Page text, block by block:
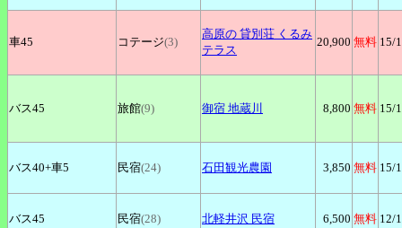
車45 コテージ(3)
高原の 貸別荘 くるみ
テラス
20,900 無料 15/
バス45 旅館(9) 御宿 地蔵川 8,800 無料 15/
バス40+車5 民宿(24) 石田観光農園 3,850 無料 15/
バス45 民宿(28) 北軽井沢 民宿 6,500 無料 12/